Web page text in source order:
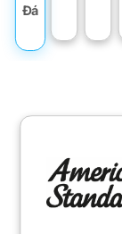
Đá